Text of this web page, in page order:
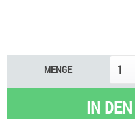
MENGE
IN DEN